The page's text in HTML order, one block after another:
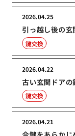
引っ越し後の
2026.04.25
鍵交換
古い玄関ドア
2026.04.22
鍵交換
2026.04.21